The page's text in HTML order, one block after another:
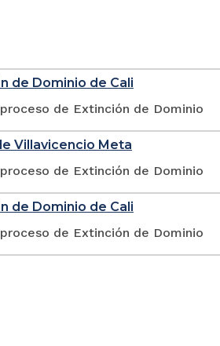
de Dominio de Cali
de Extinción de Dominio
Villavicencio Meta
de Extinción de Dominio
de Dominio de Cali
de Extinción de Dominio